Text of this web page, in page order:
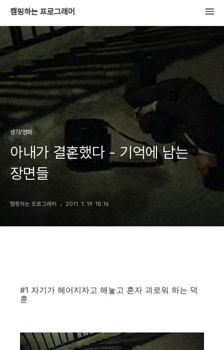
캠핑하는 프로그래머
생각/영화
아내가 결혼했다 - 기억에 남는
장면들
캠핑하는 프로그래머 2011. 1. 19. 18:16
#1 자기가 헤어지자고 해놓고 혼자 괴로워 하는 덕
훈